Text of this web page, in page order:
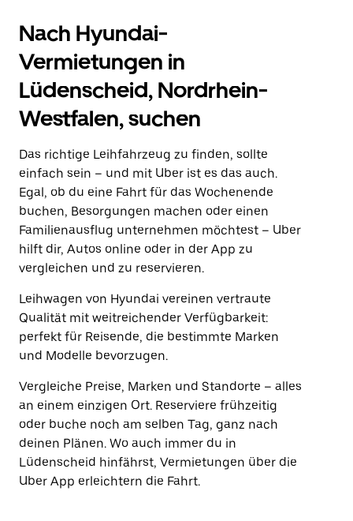
Nach Hyundai-
Vermietungen in
Lüdenscheid, Nordrhein-
Westfalen, suchen
Das richtige Leihfahrzeug zu finden, sollte
einfach sein – und mit Uber ist es das auch.
Egal, ob du eine Fahrt für das Wochenende
buchen, Besorgungen machen oder einen
Familienausflug unternehmen möchtest – Uber
hilft dir, Autos online oder in der App zu
vergleichen und zu reservieren.
Leihwagen von Hyundai vereinen vertraute
Qualität mit weitreichender Verfügbarkeit:
perfekt für Reisende, die bestimmte Marken
und Modelle bevorzugen.
Vergleiche Preise, Marken und Standorte – alles
an einem einzigen Ort. Reserviere frühzeitig
oder buche noch am selben Tag, ganz nach
deinen Plänen. Wo auch immer du in
Lüdenscheid hinfährst, Vermietungen über die
Uber App erleichtern die Fahrt.